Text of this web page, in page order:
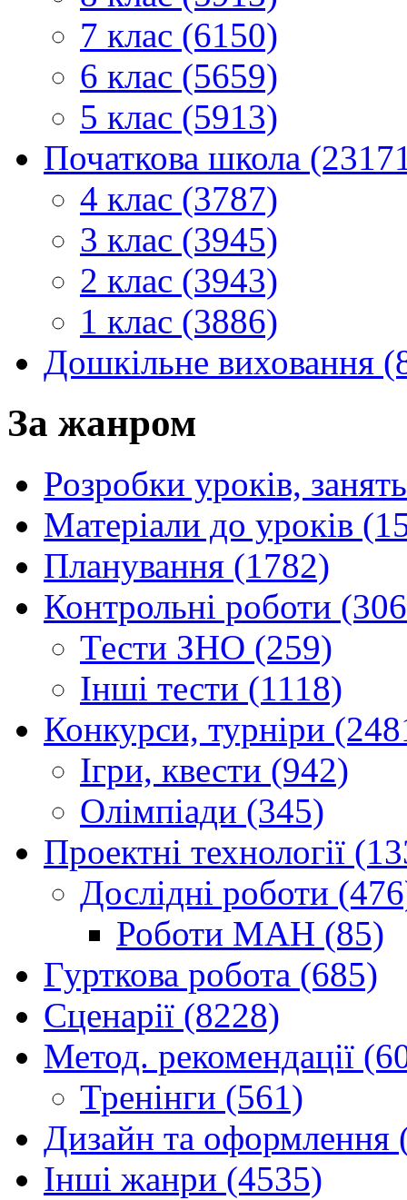
7 клас (6150)
6 клас (5659)
5 клас (5913)
Початкова школа
4 клас (3787)
3 клас (3945)
2 клас (3943)
1 клас (3886)
Дошкільне виховання
За жанром
Розробки уроків,
Матеріали до уроків
Планування (1782)
Контрольні роботи
Тести ЗНО (259)
Інші тести (1118)
Конкурси, турніри
Ігри, квести (942)
Олімпіади (345)
Проектні технології
Дослідні роботи
Роботи МАН (85)
Гурткова робота (685)
Сценарії (8228)
Метод. рекомендації
Тренінги (561)
Дизайн та оформлення
Інші жанри (4535)